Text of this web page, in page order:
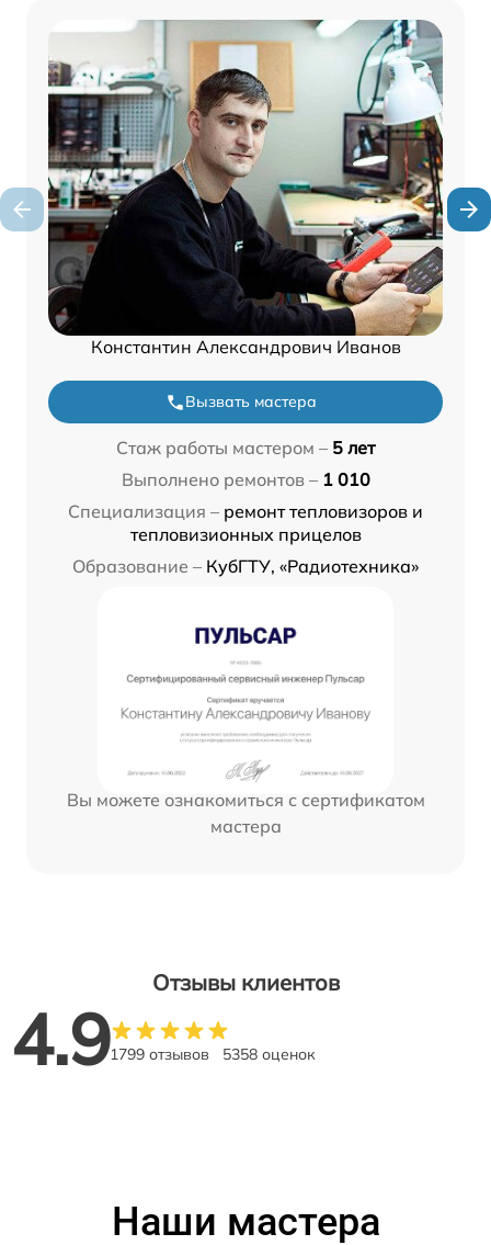
Константин Александрович Иванов
Вызвать мастера
Стаж работы мастером – 5 лет
Выполнено ремонтов – 1 010
Специализация – ремонт тепловизоров и
тепловизионных прицелов
Образование – КубГТУ, «Радиотехника»
Вы можете ознакомиться с сертификатом
мастера
Отзывы клиентов
4.91799 отзывов 5358 оценок
Наши мастера